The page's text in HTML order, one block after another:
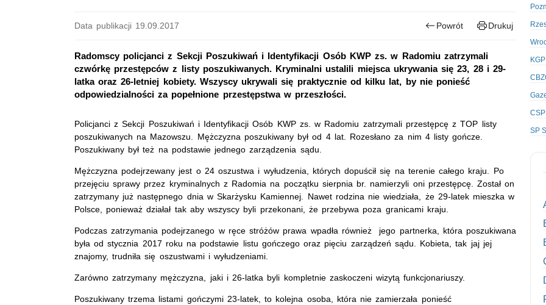
Data publikacji 19.09.2017 Powrót Drukuj
Radomscy policjanci z Sekcji Poszukiwań i Identyfikacji Osób KWP zs. w Radomiu zatrzymali
czwórkę przestępców z listy poszukiwanych. Kryminalni ustalili miejsca ukrywania się 23, 28 i 29-
latka oraz 26-letniej kobiety. Wszyscy ukrywali się praktycznie od kilku lat, by nie ponieść
odpowiedzialności za popełnione przestępstwa w przeszłości.
Policjanci z Sekcji Poszukiwań i Identyfikacji Osób KWP zs. w Radomiu zatrzymali przestępcę z TOP listy
poszukiwanych na Mazowszu. Mężczyzna poszukiwany był od 4 lat. Rozesłano za nim 4 listy gończe.
Poszukiwany był też na podstawie jednego zarządzenia sądu.
Mężczyzna podejrzewany jest o 24 oszustwa i wyłudzenia, których dopuścił się na terenie całego kraju. Po
przejęciu sprawy przez kryminalnych z Radomia na początku sierpnia br. namierzyli oni przestępcę. Został on
zatrzymany już następnego dnia w Skarżysku Kamiennej. Nawet rodzina nie wiedziała, że 29-latek mieszka w
Polsce, ponieważ działał tak aby wszyscy byli przekonani, że przebywa poza granicami kraju.
Podczas zatrzymania podejrzanego w ręce stróżów prawa wpadła również jego partnerka, która poszukiwana
była od stycznia 2017 roku na podstawie listu gończego oraz pięciu zarządzeń sądu. Kobieta, tak jaj jej
znajomy, trudniła się oszustwami i wyłudzeniami.
Zarówno zatrzymany mężczyzna, jaki i 26-latka byli kompletnie zaskoczeni wizytą funkcjonariuszy.
Poszukiwany trzema listami gończymi 23-latek, to kolejna osoba, która nie zamierzała ponieść
KGP
SP